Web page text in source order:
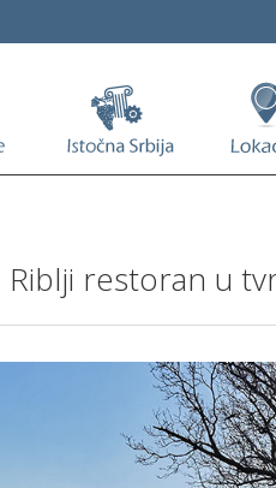
Riblji restoran u